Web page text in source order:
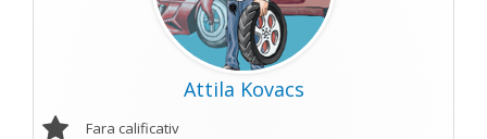
Attila Kovacs
Fara calificativ